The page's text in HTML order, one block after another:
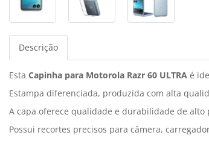
Descrição
Esta Capinha para Motorola Razr 60 ULTRA é
Estampa diferenciada, produzida com alta
A capa oferece qualidade e durabilidade de
Possui recortes precisos para câmera,